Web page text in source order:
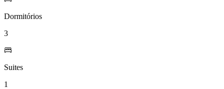
Dormitórios
3
Suites
1